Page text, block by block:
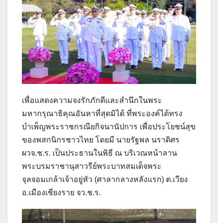
เพื่อแสดงความจงรักภักดีและสำนึกในพระ
มหากรุณาธิคุณอันหาที่สุดมิได้ ที่พระองค์ได้ทรง
บำเพ็ญพระราชกรณียกิจนานัปการ เพื่อประโยชน์สุข
ของพสกนิกรชาวไทย โดยมี นายรัฐพล นราดิศร
ผวจ.ช.ร. เป็นประธานในพิธี ณ บริเวณหน้าลาน
พระบรมราชานุสาวรีย์พระบาทสมเด็จพระ
จุลจอมเกล้าเจ้าอยู่หัว (ศาลากลางหลังแรก) ต.เวียง
อ.เมืองเชียงราย จว.ช.ร.